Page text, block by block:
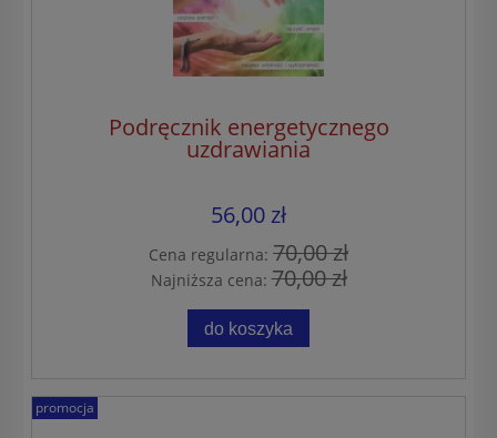
Podręcznik energetycznego
uzdrawiania
56,00 zł
Cena regularna: 70,00 zł
Najniższa cena:70,00 zł
do koszyka
promocja